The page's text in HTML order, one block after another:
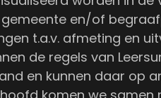
gemeente en/of
t.a.v. afmeting en
de regels van
en kunnen daar op